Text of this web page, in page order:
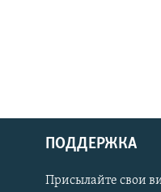
Українською
ПОДДЕРЖКА
Присылайте свои